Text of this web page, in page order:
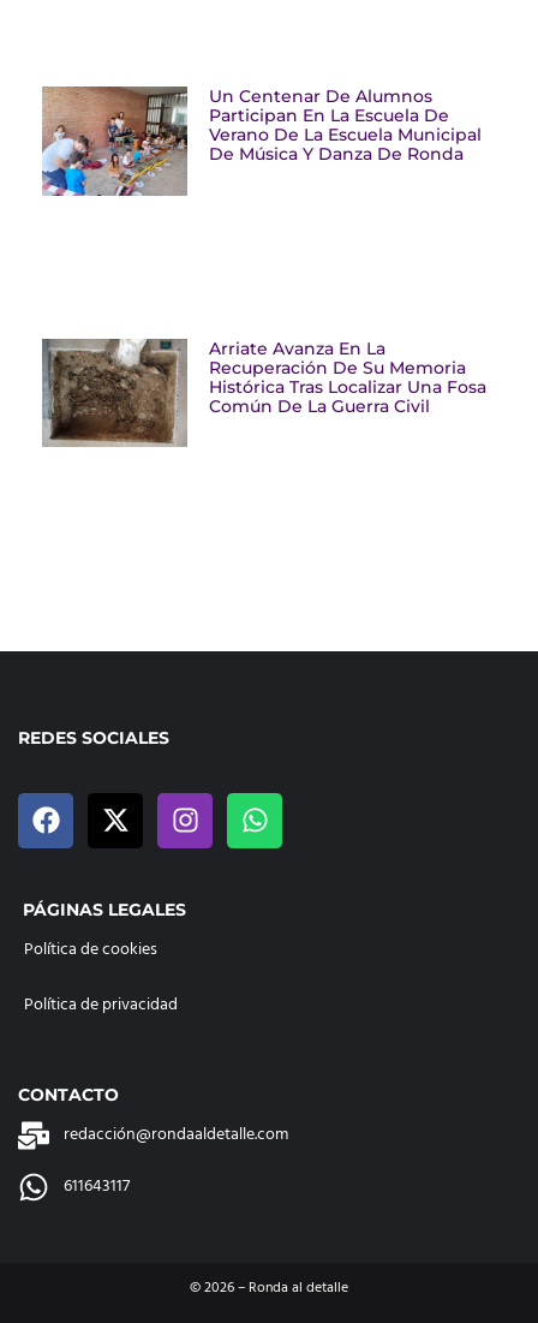
Un Centenar De Alumnos
Participan En La Escuela De
Verano De La Escuela Municipal
De Música Y Danza De Ronda
Arriate Avanza En La
Recuperación De Su Memoria
Histórica Tras Localizar Una Fosa
Común De La Guerra Civil
REDES SOCIALES
PÁGINAS LEGALES
Política de cookies
Política de privacidad
CONTACTO
redacción@rondaaldetalle.com
611643117
©2026– Ronda al detalle